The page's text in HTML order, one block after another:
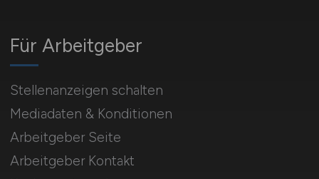
Für Arbeitgeber
Stellenanzeigen schalten
Mediadaten & Konditionen
Arbeitgeber Seite
Arbeitgeber Kontakt